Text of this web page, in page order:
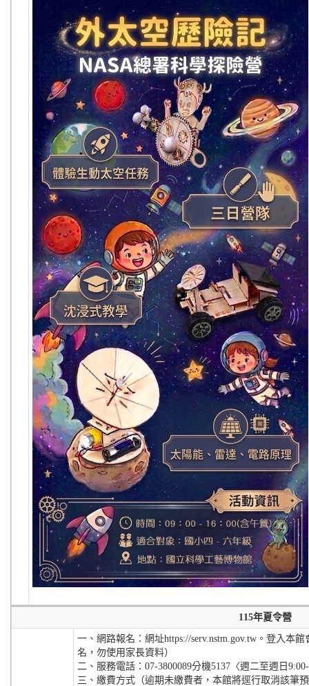
115年夏令營
一、網路報名：網址https://serv.nstm.gov.tw。登入本
名，勿使用家長資料）
二、服務電話：07-3800089分機5137〈週二至週日
三、繳費方式（逾期未繳費者，本館將逕行取消該筆